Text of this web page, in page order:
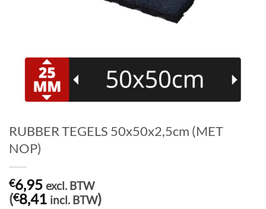
RUBBER TEGELS 50x50x2,5cm (MET
NOP)
€6,95 excl. BTW
(€8,41 incl. BTW)